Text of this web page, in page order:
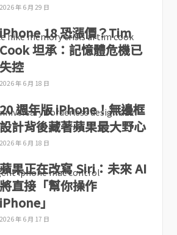
2026 年 6 月 29 日
18 恐漲價？Tim
Cook 坦承：記憶體危機已
失控
2026 年 6 月 18 日
20 週年版 iPhone！無邊框
設計背後藏著蘋果最大野心
2026 年 6 月 18 日
果正在改寫 Siri：未來 AI
將直接「幫你操作
iPhone」
2026 年 6 月 17 日